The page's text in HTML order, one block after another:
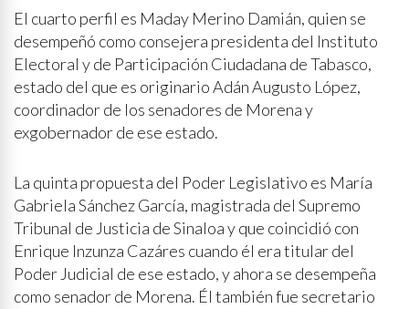
El cuarto perfil es Maday Merino Damián, quien se
desempeñó como consejera presidenta del Instituto
Electoral y de Participación Ciudadana de Tabasco,
estado del que es originario Adán Augusto López,
coordinador de los senadores de Morena y
exgobernador de ese estado.
La quinta propuesta del Poder Legislativo es María
Gabriela Sánchez García, magistrada del Supremo
Tribunal de Justicia de Sinaloa y que coincidió con
Enrique Inzunza Cazáres cuando él era titular del
Poder Judicial de ese estado, y ahora se desempeña
como senador de Morena. Él también fue secretario